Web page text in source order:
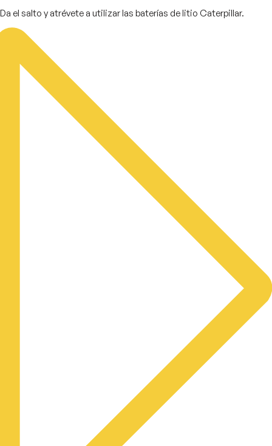
Da el salto y atrévete a utilizar las baterías de litio Caterpillar.